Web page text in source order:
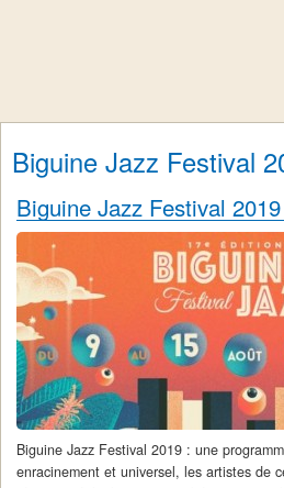
Biguine Jazz Festival
Biguine Jazz Festival 2019 : une
enracinement et universel, les artistes de